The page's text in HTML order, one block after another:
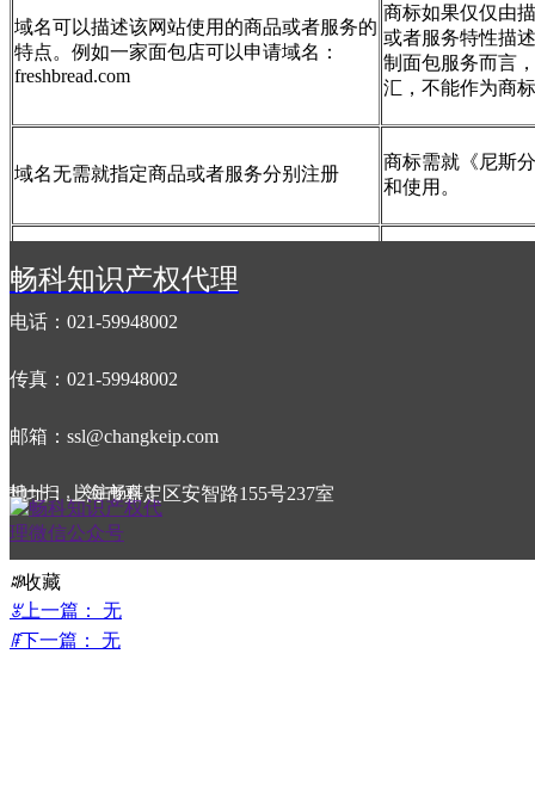
域名可以描述该网站使用的商品或者服务的
特点。例如一家面包店可以申请域名：
freshbread.com
商标如果仅仅由
或者服务特性描
制面包服务而言
汇，不能作为商
域名无需就指定商品或者服务分别注册
商标需就《尼斯
和使用。
域名在注册人与ICANN认可的注册服务商
协议约定的合同期内有效。超过合同有效期
的需要提前续签协议。
域名的使用如果存在争议的，需要交由
性的仲裁程序，也可以在具有司法管辖权的
2019年2月15日
ꄀ收藏
ꂃ上一篇：
无
ꁹ下一篇： 无
畅科知识产权代理
电话：021-59948002
传真：021-59948002
邮箱：ssl@changkeip.com
地址：上海市嘉定区安智路155号237室
扫一扫，关注畅科！